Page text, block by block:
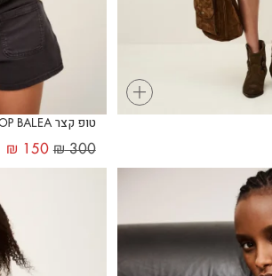
+
טופ קצר TOP BALEA
₪300
₪ 150